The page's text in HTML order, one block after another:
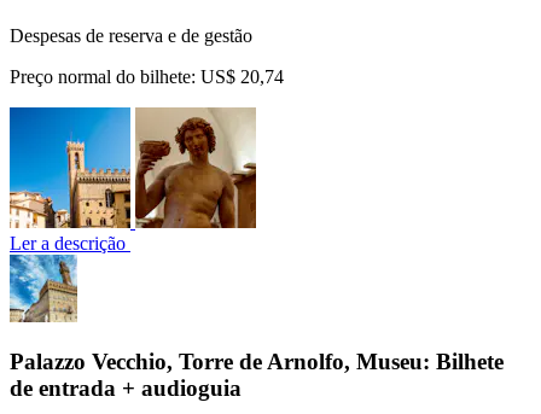
Despesas de reserva e de gestão
Preço normal do bilhete: US$ 20,74
Ler a descrição
Palazzo Vecchio, Torre de Arnolfo, Museu: Bilhete
de entrada + audioguia